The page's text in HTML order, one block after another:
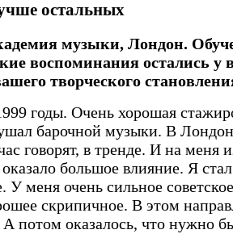
остальных
музыки, Лондон.
воспоминания остались у
творческого
годы. Очень хорошая
барочной музыки. В
говорят, в тренде. И на меня
большое влияние. Я стал
У меня очень сильное советское
скрипичное. В этом
А потом оказалось, что нужно